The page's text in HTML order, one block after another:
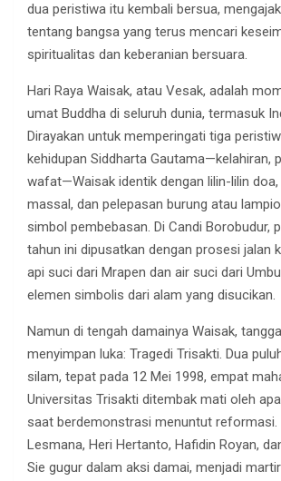
dua peristiwa itu kembali bersua,
tentang bangsa yang terus mencari
spiritualitas dan keberanian bersuara.
Hari Raya Waisak, atau Vesak, adalah
umat Buddha di seluruh dunia, termasuk
Dirayakan untuk memperingati tiga
kehidupan Siddharta Gautama—kelahiran,
wafat—Waisak identik dengan lilin-lilin
massal, dan pelepasan burung atau
simbol pembebasan. Di Candi Borobudur,
tahun ini dipusatkan dengan prosesi jalan
api suci dari Mrapen dan air suci dari
elemen simbolis dari alam yang disucikan.
Namun di tengah damainya Waisak,
menyimpan luka: Tragedi Trisakti. Dua
silam, tepat pada 12 Mei 1998, empat
Universitas Trisakti ditembak mati oleh
saat berdemonstrasi menuntut reformasi.
Lesmana, Heri Hertanto, Hafidin Royan,
Sie gugur dalam aksi damai, menjadi